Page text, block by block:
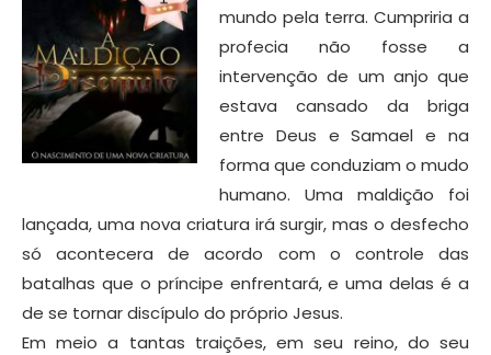
mundo pela terra. Cumpriria a
profecia não fosse a
intervenção de um anjo que
estava cansado da briga
entre Deus e Samael e na
forma que conduziam o mudo
humano. Uma maldição foi
lançada, uma nova criatura irá surgir, mas o desfecho
só acontecera de acordo com o controle das
batalhas que o príncipe enfrentará, e uma delas é a
de se tornar discípulo do próprio Jesus.
Em meio a tantas traições, em seu reino, do seu